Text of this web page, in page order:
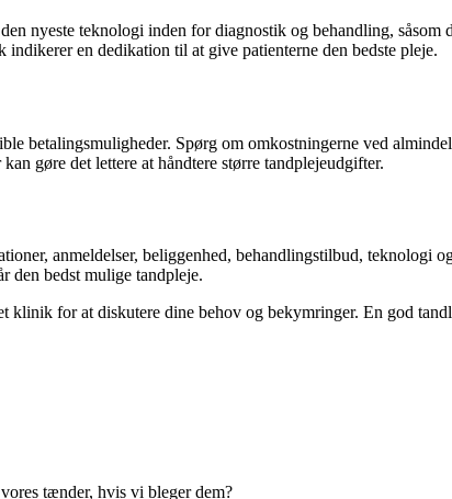
nyeste teknologi inden for diagnostik og behandling, såsom
en dedikation til at give patienterne den bedste pleje.
betalingsmuligheder. Spørg om omkostningerne ved
gøre det lettere at håndtere større tandplejeudgifter.
anmeldelser, beliggenhed, behandlingstilbud, teknologi
den bedst mulige tandpleje.
klinik for at diskutere dine behov og bekymringer. En god
tænder, hvis vi bleger dem?